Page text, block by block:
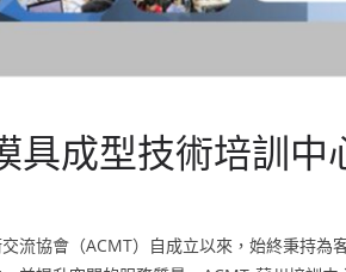
具成型技術培訓中
協會（ACMT）自成立以來，始終秉持為